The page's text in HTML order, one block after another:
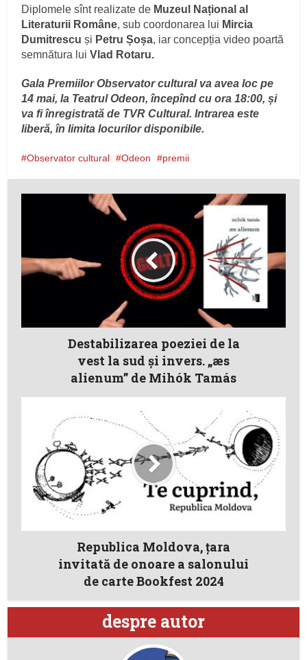
Diplomele sînt realizate de Muzeul Național al
Literaturii Române, sub coordonarea lui Mircia
Dumitrescu și Petru Șoșa, iar concepția video poartă
semnătura lui Vlad Rotaru.
Gala Premiilor Observator cultural va avea loc pe
14 mai, la Teatrul Odeon, începînd cu ora 18:00, și
va fi înregistrată de TVR Cultural. Intrarea este
liberă, în limita locurilor disponibile.
Observator cultural Odeon premii
Destabilizarea poeziei de la
vest la sud și invers. „æs
alienum” de Mihók Tamás
Republica Moldova, țara
invitată de onoare a salonului
de carte Bookfest 2024
despre autor